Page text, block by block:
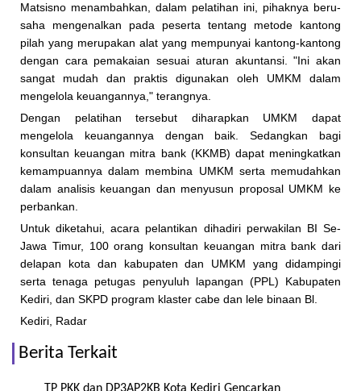
Matsisno menambahkan, dalam pelatihan ini, pihaknya beru­
saha mengenalkan pada peser­ta tentang metode kantong
pilah yang merupakan alat yang mempunyai kantong-kantong
dengan cara pemakaian sesuai aturan akuntansi. "Ini akan
sangat mudah dan praktis digunakan oleh UMKM dalam
mengelola keuan­gannya," terangnya.
Dengan pelatihan tersebut diharapkan UMKM dapat
mengelola keuangannya dengan baik. Sedangkan bagi
konsultan keuan­gan mitra bank (KKMB) dapat meningkatkan
kemampuannya dalam membina UMKM serta memudahkan
dalam analisis keuangan dan menyusun pro­posal UMKM ke
perbankan.
Untuk diketahui, acara pelantikan dihadiri perwakilan BI Se-
Jawa Timur, 100 orang konsultan keuangan mitra bank dari
delapan kota dan kabupaten dan UMKM yang didampingi
serta tenaga petugas penyuluh lapangan (PPL) Kabupaten
Kediri, dan SKPD program klaster cabe dan lele binaan Bl.
Kediri, Radar
Berita Terkait